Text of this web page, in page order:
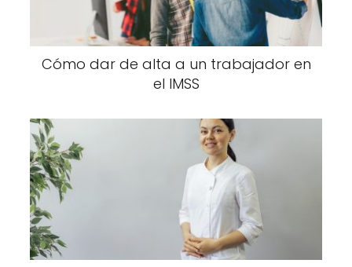
Cómo dar de alta a un trabajador en
el IMSS